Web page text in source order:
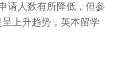
请人数有所降低，但参
上升趋势，英本留学